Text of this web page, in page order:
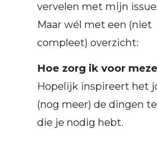
vervelen met mijn
Maar wél met een (niet
compleet) overzicht:
Hoe zorg ik voor
Hopelijk inspireert het
(nog meer) de dingen
die je nodig hebt.